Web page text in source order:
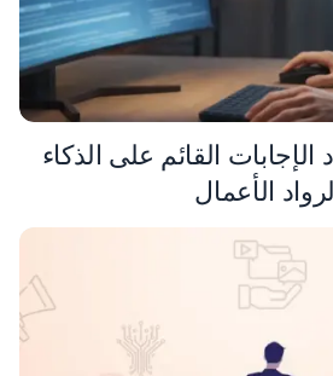
الإجابات القائم على الذكاء
الأعمال